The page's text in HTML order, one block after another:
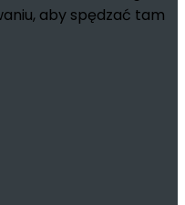
aby spędzać tam